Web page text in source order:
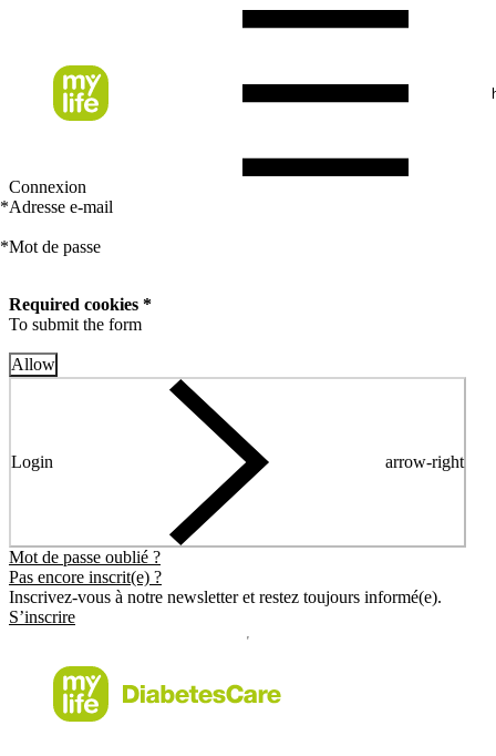
Connexion
*Adresse e-mail
*Mot de passe
Required cookies *
To submit the form
Allow
Login arrow-right
Mot de passe oublié ?
Pas encore inscrit(e) ?
Inscrivez-vous à notre newsletter et restez toujours informé(e).
S’inscrire